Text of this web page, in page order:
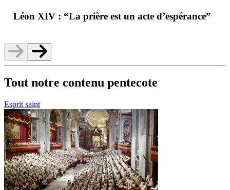
Léon XIV : “La prière est un acte d’espérance”
Tout notre contenu pentecote
Esprit saint